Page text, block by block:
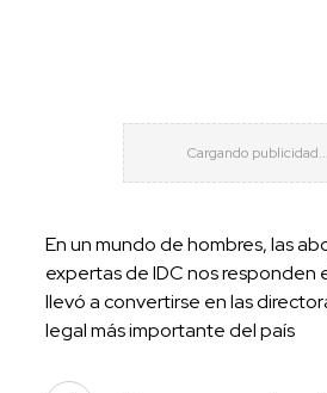
En un mundo de hombres, las
expertas de IDC nos responden
llevó a convertirse en las
legal más importante del país